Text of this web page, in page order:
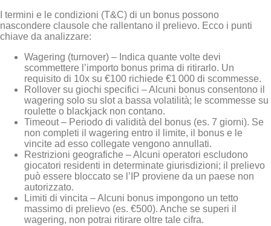
I termini e le condizioni (T&C) di un bonus possono
nascondere clausole che rallentano il prelievo. Ecco i punti
chiave da analizzare:
Wagering (turnover) – Indica quante volte devi
scommettere l’importo bonus prima di ritirarlo. Un
requisito di 10x su €100 richiede €1 000 di scommesse.
Rollover su giochi specifici – Alcuni bonus consentono il
wagering solo su slot a bassa volatilità; le scommesse su
roulette o blackjack non contano.
Timeout – Periodo di validità del bonus (es. 7 giorni). Se
non completi il wagering entro il limite, il bonus e le
vincite ad esso collegate vengono annullati.
Restrizioni geografiche – Alcuni operatori escludono
giocatori residenti in determinate giurisdizioni; il prelievo
può essere bloccato se l’IP proviene da un paese non
autorizzato.
Limiti di vincita – Alcuni bonus impongono un tetto
massimo di prelievo (es. €500). Anche se superi il
wagering, non potrai ritirare oltre tale cifra.